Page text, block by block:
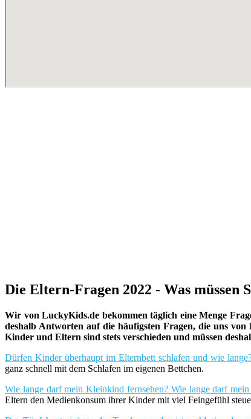
Die Eltern-Fragen 2022 - Was müssen
Wir von LuckyKids.de bekommen täglich eine Menge
deshalb Antworten auf die häufigsten Fragen, die uns
Kinder und Eltern sind stets verschieden und müssen
Dürfen Kinder überhaupt im Elternbett schlafen und wie
ganz schnell mit dem Schlafen im eigenen Bettchen.
Wie lange darf mein Kleinkind fernsehen? Wie lange darf
Eltern den Medienkonsum ihrer Kinder mit viel Feingefühl